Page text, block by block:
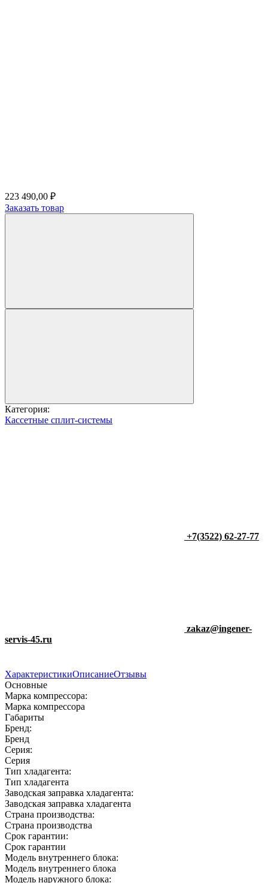
223 490,00 ₽
Заказать товар
Категория:
Кассетные сплит-системы
+7(3522) 62-27-77
zakaz@ingener-
servis-45.ru
ХарактеристикиОписаниеОтзывы
Основные
Марка компрессора:
Марка компрессора
Габариты
Бренд:
Бренд
Серия:
Серия
Тип хладагента:
Тип хладагента
Заводская заправка хладагента:
Заводская заправка хладагента
Страна производства:
Страна производства
Срок гарантии:
Срок гарантии
Модель внутреннего блока:
Модель внутреннего блока
Модель наружного блока: